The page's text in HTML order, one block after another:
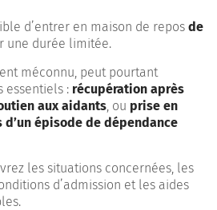
d’entrer en maison de repos de
une durée limitée.
méconnu, peut pourtant
essentiels : récupération après
aux aidants , ou prise en
épisode de dépendance
les situations concernées, les
d’admission et les aides